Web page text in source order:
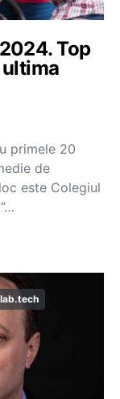
Top
primele 20
de
este Colegiul